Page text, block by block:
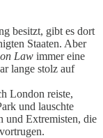
besitzt, gibt es dort
Staaten. Aber
Law immer eine
lange stolz auf
London reiste,
und lauschte
und Extremisten, die